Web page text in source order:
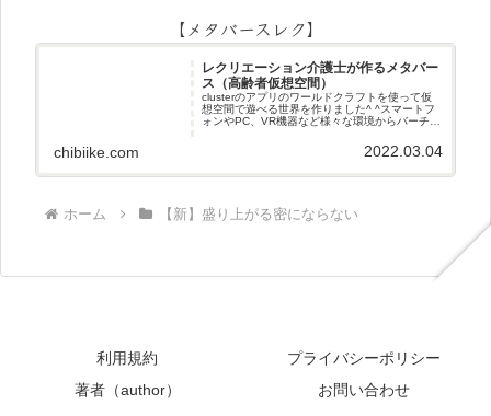
【メタバースレク】
レクリエーション介護士が作るメタバー
ス（高齢者仮想空間）
clusterのアプリのワールドクラフトを使って仮
想空間で遊べる世界を作りました^ ^スマートフ
ォンやPC、VR機器など様々な環境からバーチャ
chibiike.com 2022.03.04
ホーム 【新】盛り上がる密にならない
利用規約
プライバシーポリシー
著者（author）
お問い合わせ